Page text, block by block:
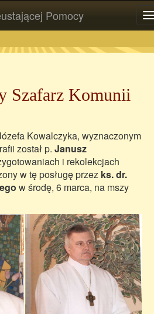
Pomocy
Szafarz Komunii
Kowalczyka, wyznaczonym
został p. Janusz
i rekolekcjach
w tę posługę przez ks. dr.
w środę, 6 marca, na mszy